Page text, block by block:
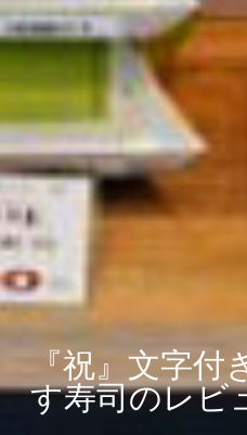
『祝』文字
す寿司のレビ